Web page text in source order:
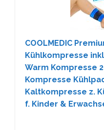
COOLMEDIC
Kühlkompresse
Warm Kompresse
Kompresse
Kaltkompresse z.
f. Kinder &